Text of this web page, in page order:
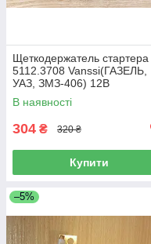
Щеткодержатель стартера
5112.3708 Vanssi(ГАЗЕЛЬ,
УАЗ, ЗМЗ-406) 12В
В наявності
304 ₴ 320 ₴
Купити
–5%